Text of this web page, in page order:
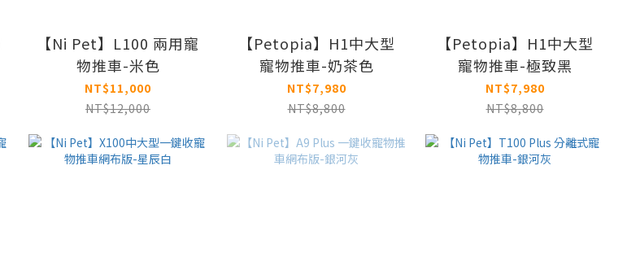
【Ni Pet】L100 兩用寵
物推車-米色
NT$11,000
NT$12,000
【Petopia】H1中大型
寵物推車-奶茶色
NT$7,980
NT$8,800
【Petopia】H1中大型
寵物推車-極致黑
NT$7,980
NT$8,800